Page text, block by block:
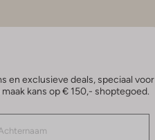
en exclusieve deals, speciaal voor
kans op € 150,- shoptegoed.